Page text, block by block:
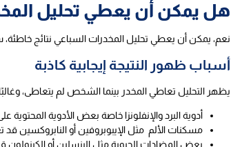
هل يمكن أن يعطي تحليل
نعم، يمكن أن يعطي تحليل المخدرات السباعي نتائج خاطئة،
أسباب ظهور النتيجة إيجابية كاذبة
يظهر التحليل تعاطي المخدر بينما الشخص لم يتعاطى،
أدوية البرد والإنفلونزا خاصة بعض الأدوية
مسكنات الألم مثل الإيبوبروفين أو النابروكسين
بعض المضادات الحيوية مثل البنسلين أو الكينولون قد